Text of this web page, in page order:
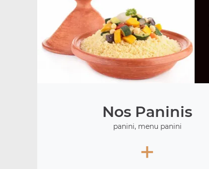
Nos Paninis
panini, menu panini
+